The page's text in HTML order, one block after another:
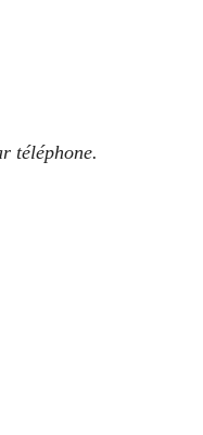
téléphone.